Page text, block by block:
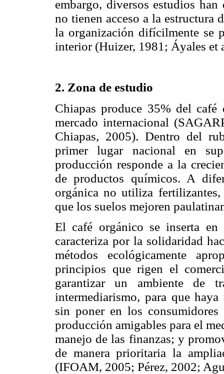
embargo, diversos estudios
no tienen acceso a la estructura
la organización difícilmente se
interior (Huizer, 1981; Áyales et
2. Zona de estudio
Chiapas produce 35% del
mercado internacional
Chiapas, 2005). Dentro del
primer lugar nacional en
producción responde a la
de productos químicos. A
orgánica no utiliza
que los suelos mejoren
El café orgánico se inserta
caracteriza por la solidaridad
métodos ecológicamente
principios que rigen el
garantizar un ambiente de
intermediarismo, para que
sin poner en los
producción amigables para el
manejo de las finanzas; y
de manera prioritaria la
(IFOAM, 2005; Pérez, 2002;